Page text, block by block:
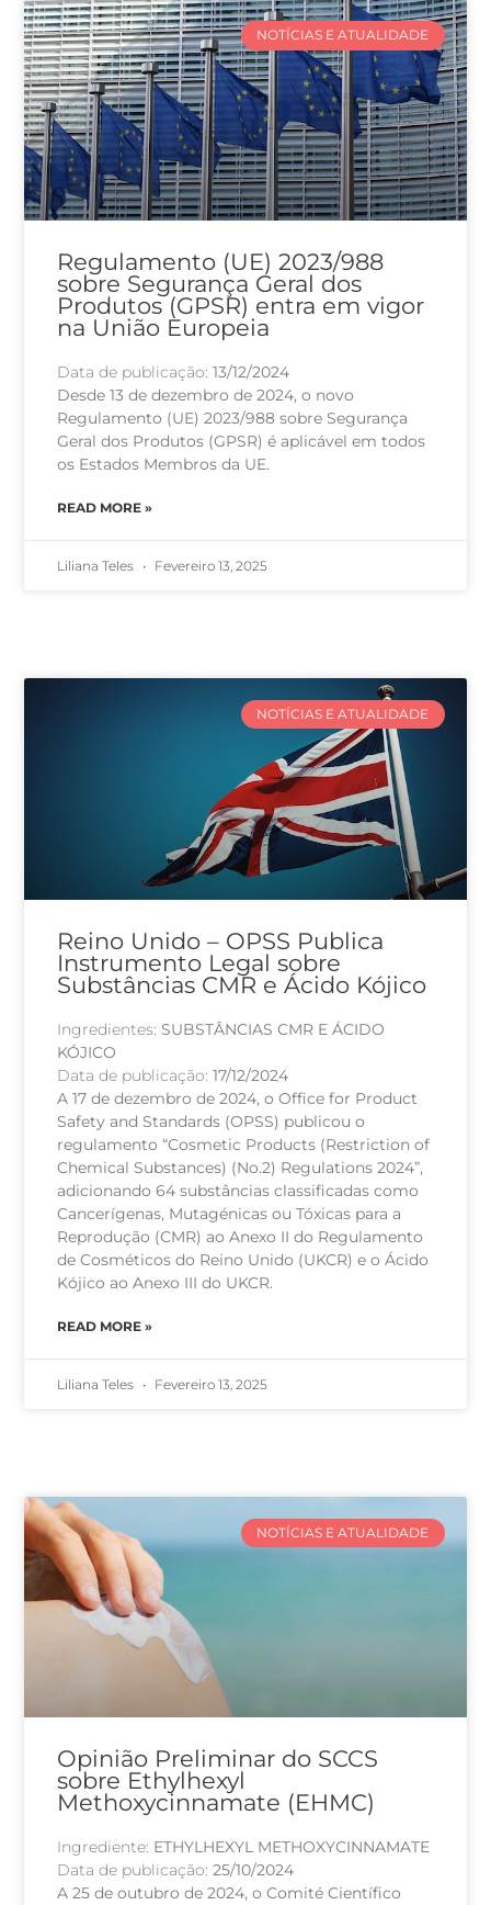
NOTÍCIAS E ATUALIDADE
Regulamento (UE) 2023/988
sobre Segurança Geral dos
Produtos (GPSR) entra em vigor
na União Europeia
Data de publicação:13/12/2024
Desde 13 de dezembro de 2024, o novo
Regulamento (UE) 2023/988 sobre Segurança
Geral dos Produtos (GPSR) é aplicável em todos
os Estados Membros da UE.
READ MORE »
Liliana Teles Fevereiro 13, 2025
NOTÍCIAS E ATUALIDADE
Reino Unido – OPSS Publica
Instrumento Legal sobre
Substâncias CMR e Ácido Kójico
Ingredientes: SUBSTÂNCIAS CMR E ÁCIDO
KÓJICO
Data de publicação:17/12/2024
A 17 de dezembro de 2024, o Office for Product
Safety and Standards (OPSS) publicou o
regulamento “Cosmetic Products (Restriction of
Chemical Substances) (No.2) Regulations 2024”,
adicionando 64 substâncias classificadas como
Cancerígenas, Mutagénicas ou Tóxicas para a
Reprodução (CMR) ao Anexo II do Regulamento
de Cosméticos do Reino Unido (UKCR) e o Ácido
Kójico ao Anexo III do UKCR.
READ MORE »
Liliana Teles Fevereiro 13, 2025
NOTÍCIAS E ATUALIDADE
Opinião Preliminar do SCCS
sobre Ethylhexyl
Methoxycinnamate (EHMC)
Ingrediente: ETHYLHEXYL METHOXYCINNAMATE
Data de publicação:25/10/2024
A 25 de outubro de 2024, o Comité Científico